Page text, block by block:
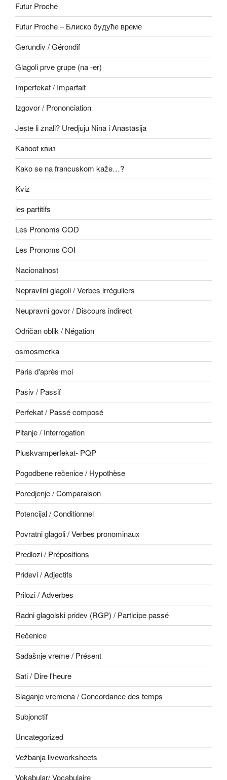
Futur Proche
Futur Proche – Блиско будуће време
Gerundiv / Gérondif
Glagoli prve grupe (na -er)
Imperfekat / Imparfait
Izgovor / Prononciation
Jeste li znali? Uredjuju Nina i Anastasija
Kahoot квиз
Kako se na francuskom kaže…?
Kviz
les partitifs
Les Pronoms COD
Les Pronoms COI
Nacionalnost
Nepravilni glagoli / Verbes irréguliers
Neupravni govor / Discours indirect
Odričan oblik / Négation
osmosmerka
Paris d'après moi
Pasiv / Passif
Perfekat / Passé composé
Pitanje / Interrogation
Pluskvamperfekat- PQP
Pogodbene rečenice / Hypothèse
Poredjenje / Comparaison
Potencijal / Conditionnel
Povratni glagoli / Verbes pronominaux
Predlozi / Prépositions
Pridevi / Adjectifs
Prilozi / Adverbes
Radni glagolski pridev (RGP) / Participe passé
Rečenice
Sadašnje vreme / Présent
Sati / Dire l'heure
Slaganje vremena / Concordance des temps
Subjonctif
Uncategorized
Vežbanja liveworksheets
Vokabular/ Vocabulaire